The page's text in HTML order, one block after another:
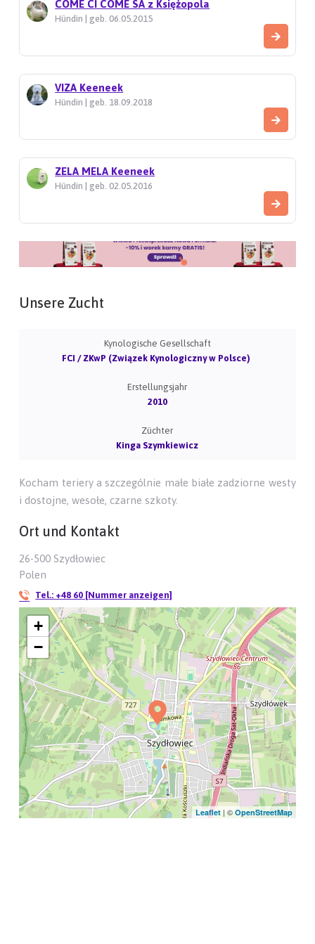
COME CI COME SA z Księżopola
Hündin | geb. 06.05.2015
VIZA Keeneek
Hündin | geb. 18.09.2018
ZELA MELA Keeneek
Hündin | geb. 02.05.2016
Unsere Zucht
Kynologische Gesellschaft
FCI / ZKwP (Związek Kynologiczny w Polsce)
Erstellungsjahr
2010
Züchter
Kinga Szymkiewicz
Kocham teriery a szczególnie małe białe zadziorne westy
i dostojne, wesołe, czarne szkoty.
Ort und Kontakt
26-500 Szydłowiec
Polen
Tel.: +48 60 [Nummer anzeigen]
+
−
Leaflet| © OpenStreetMap